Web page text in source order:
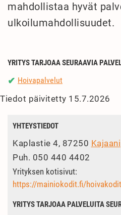
mahdollistaa hyvät
ulkoilumahdollisuudet.
YRITYS TARJOAA SEURAAVIA
✔ Hoivapalvelut
Tiedot päivitetty 15.7.2026
YHTEYSTIEDOT
Kaplastie 4, 87250 Kajaani
Puh. 050 440 4402
Yrityksen kotisivut:
https://mainiokodit.fi/
YRITYS TARJOAA PALVELUITA